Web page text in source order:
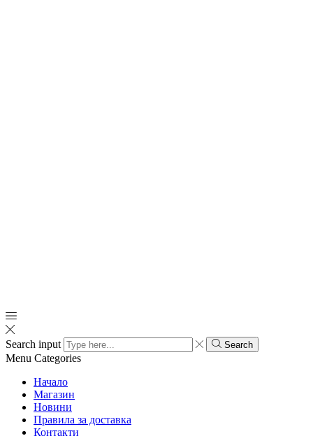
Search input Search
Menu Categories
Начало
Магазин
Новини
Правила за доставка
Контакти